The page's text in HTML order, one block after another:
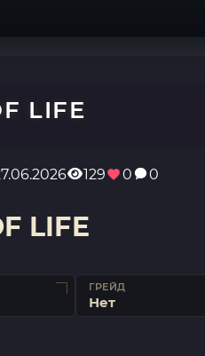
LIFE
129 0 0
LIFE
ГРЕЙД
Нет